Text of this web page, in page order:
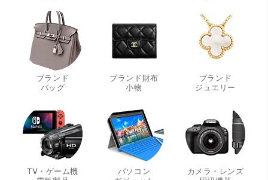
ブランド
バッグ
ブランド財布
小物
ブランド
ジュエリー
TV・ゲーム機
パソコン
カメラ・レンズ